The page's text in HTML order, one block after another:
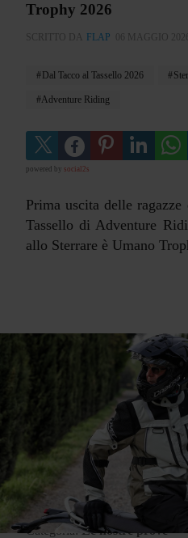
Trophy 2026
SCRITTO DA FLAP 06 MAGGIO 2026
Dal Tacco al Tassello 2026
Adventure Riding
powered by social2s
Prima uscita delle
Tassello di Adventure
allo Sterrare è Umano
Categoria:Le nostre prove